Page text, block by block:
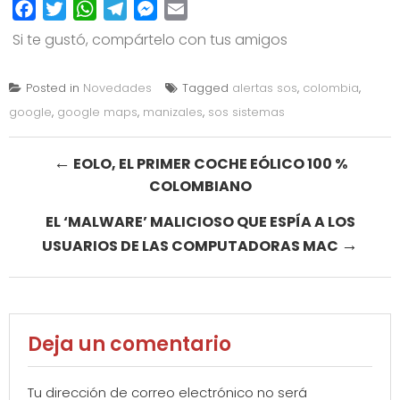
FacebookTwitterWhatsApp
TelegramMessenger
Si te gustó, compártelo con tus amigos
Posted in Novedades Tagged alertas sos, colombia,
google, google maps, manizales, sos sistemas
Post
navigation
← EOLO, EL PRIMER COCHE EÓLICO 100 %
COLOMBIANO
EL ‘MALWARE’ MALICIOSO QUE ESPÍA A LOS
USUARIOS DE LAS COMPUTADORAS MAC →
Deja un comentario
Tu dirección de correo electrónico no será